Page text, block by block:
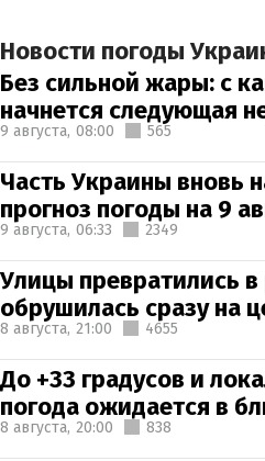
Новости погоды
Без сильной жары: с
начнется следующая
9 августа, 08:00 565
Часть Украины вновь
прогноз погоды на 9
9 августа, 06:33 2349
Улицы превратились в
обрушилась сразу на
8 августа, 21:00 4655
До +33 градусов и
погода ожидается в
8 августа, 20:00 838